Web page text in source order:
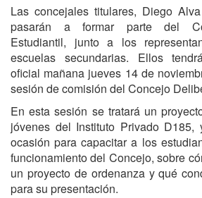
Las concejales titulares, Diego
pasarán a formar parte del
Estudiantil, junto a los
escuelas secundarias. Ellos
oficial mañana jueves 14 de
sesión de comisión del Concejo
En esta sesión se tratará un
jóvenes del Instituto Privado D185,
ocasión para capacitar a los
funcionamiento del Concejo, sobre
un proyecto de ordenanza y qué
para su presentación.